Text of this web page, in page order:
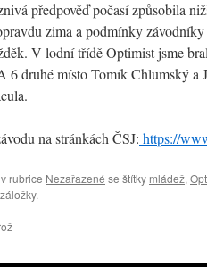
předpověď počasí způsobila
zima a podmínky
V lodní třídě Optimist jsme
6 druhé místo Tomík Chlumský a
na stránkách ČSJ: https://
rubrice Nezařazené se štítky mládež,